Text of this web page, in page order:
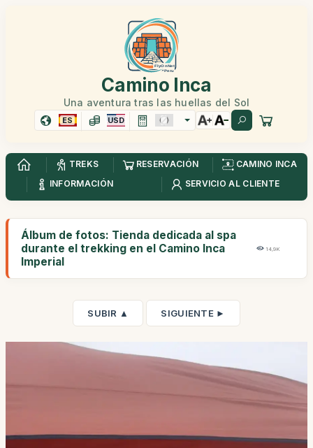
Camino Inca
Una aventura tras las huellas del Sol
ES USD
TREKS RESERVACIÓN
CAMINO INCA
INFORMACIÓN
SERVICIO AL CLIENTE
Álbum de fotos: Tienda dedicada al spa
durante el trekking en el Camino Inca
Imperial
14,9K
SUBIR ▲ SIGUIENTE ►